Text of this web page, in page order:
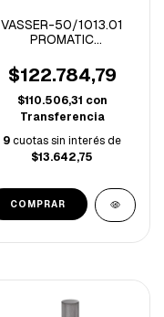
VASSER-50/1013.01
PROMATIC
LAVATORIO CROMO
$122.784,79
$110.506,31 con
Transferencia
9cuotas sin interés de
$13.642,75